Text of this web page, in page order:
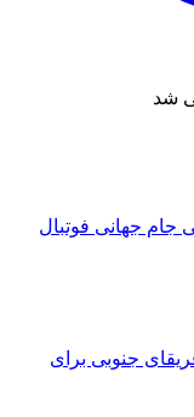
شد
جهانی فوتبال
جهانی فوتبال 2010 آفریقای جنوبی برای